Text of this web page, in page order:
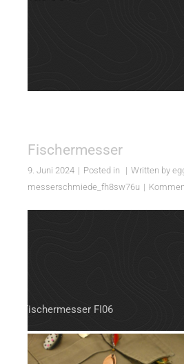
Fischermesser
9. Juni 2024 Posted in Written by
messerschmiede_fh8sw76u
Fischermesser FI06